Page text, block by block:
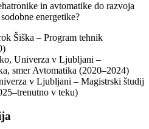
in avtomatike do razvoja
energetike?
Šiška – Program tehnik
Univerza v Ljubljani –
smer Avtomatika (2020–2024)
v Ljubljani – Magistrski študij
v teku)